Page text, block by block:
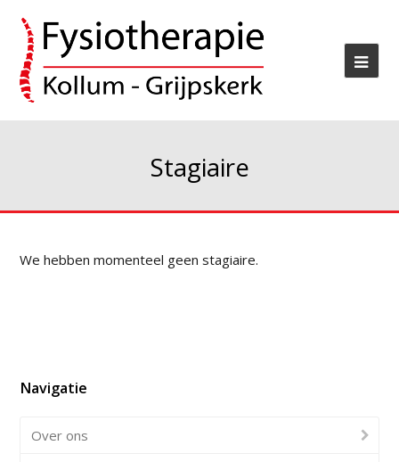
Stagiaire
We hebben momenteel geen stagiaire.
Navigatie
Over ons